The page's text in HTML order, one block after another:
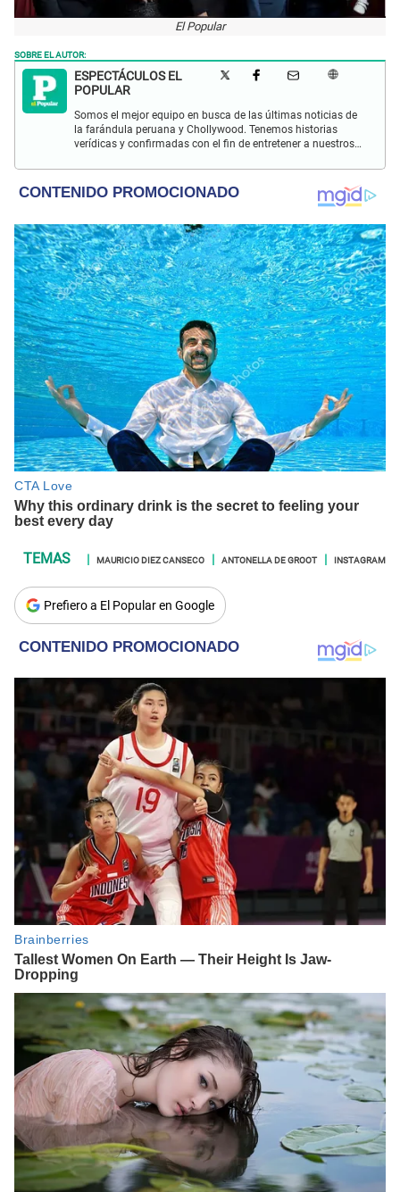
El Popular
SOBRE EL AUTOR:
ESPECTÁCULOS EL
POPULAR
Somos el mejor equipo en busca de las últimas noticias de
la farándula peruana y Chollywood. Tenemos historias
verídicas y confirmadas con el fin de entretener a nuestros
MAURICIO DIEZ CANSECO ANTONELLA DE GROOT INSTAGRAM
Prefiero a El Popular en Google